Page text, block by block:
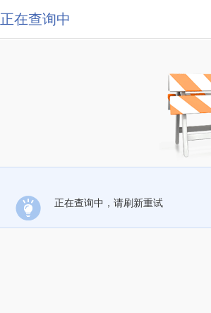
正在查询中
正在查询中，请刷新重试